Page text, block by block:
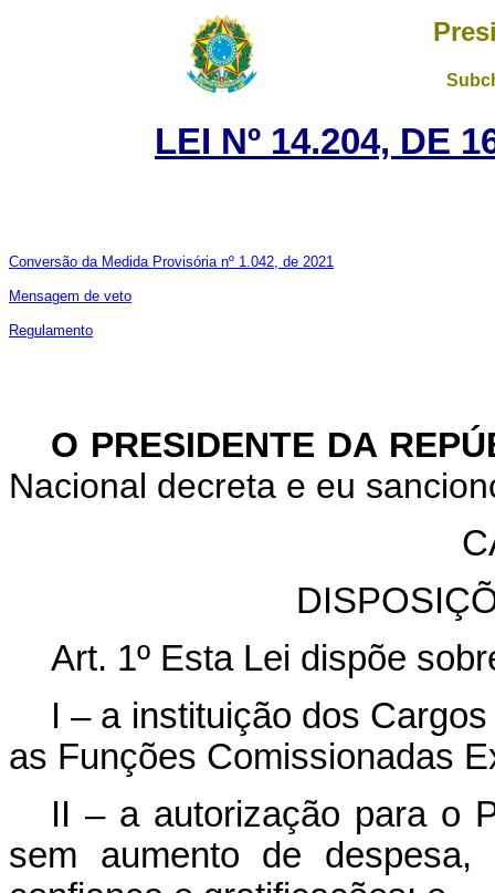
LEI Nº 14.204, DE
Conversão da Medida Provisória nº 1.042, de 2021
Mensagem de veto
Regulamento
O PRESIDENTE DA
Nacional decreta e eu
Art. 1º Esta Lei dispõe
I – a instituição dos
as Funções Comissionadas
II – a autorização para o
sem aumento de